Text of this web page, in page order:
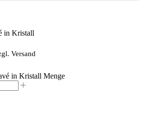
in Kristall
Versand
in Kristall Menge